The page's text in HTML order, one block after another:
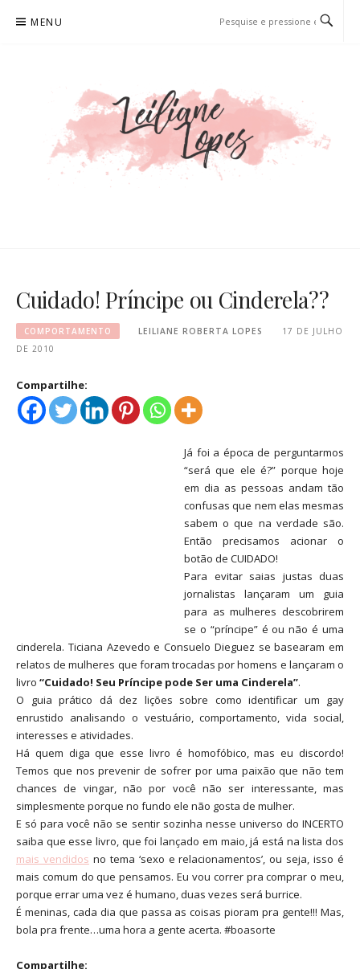
para
MENU
Cuidado! Príncipe ou Cinderela??
COMPORTAMENTO LEILIANE ROBERTA LOPES
17 DE JULHO
DE 2010
Compartilhe:
Já foi a época de perguntarmos
“será que ele é?” porque hoje
em dia as pessoas andam tão
confusas que nem elas mesmas
sabem o que na verdade são.
Então precisamos acionar o
botão de CUIDADO!
Para evitar saias justas duas
jornalistas lançaram um guia
para as mulheres descobrirem
se o “príncipe” é ou não é uma
cinderela. Ticiana Azevedo e Consuelo Dieguez se basearam em
relatos de mulheres que foram trocadas por homens e lançaram o
livro “Cuidado! Seu Príncipe pode Ser uma Cinderela”.
O guia prático dá dez lições sobre como identificar um gay
enrustido analisando o vestuário, comportamento, vida social,
interesses e atividades.
Há quem diga que esse livro é homofóbico, mas eu discordo!
Temos que nos prevenir de sofrer por uma paixão que não tem
chances de vingar, não por você não ser interessante, mas
simplesmente porque no fundo ele não gosta de mulher.
E só para você não se sentir sozinha nesse universo do INCERTO
saiba que esse livro, que foi lançado em maio, já está na lista dos
mais vendidos no tema ‘sexo e relacionamentos’, ou seja, isso é
mais comum do que pensamos. Eu vou correr pra comprar o meu,
porque errar uma vez é humano, duas vezes será burrice.
É meninas, cada dia que passa as coisas pioram pra gente!!! Mas,
bola pra frente…uma hora a gente acerta. #boasorte
Compartilhe: